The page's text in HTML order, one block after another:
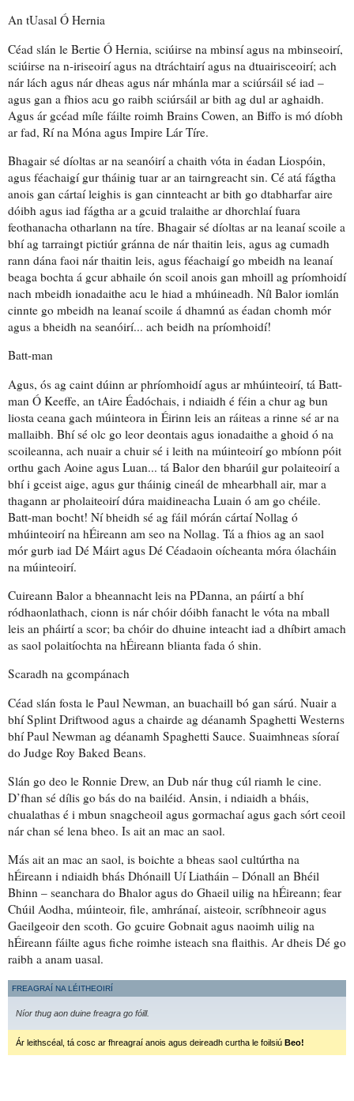
An tUasal Ó Hernia
Céad slán le Bertie Ó Hernia, sciúirse na mbinsí agus na mbinseoirí,
sciúirse na n-iriseoirí agus na dtráchtairí agus na dtuairisceoirí; ach
nár lách agus nár dheas agus nár mhánla mar a sciúrsáil sé iad –
agus gan a fhios acu go raibh sciúrsáil ar bith ag dul ar aghaidh.
Agus ár gcéad míle fáilte roimh Brains Cowen, an Biffo is mó díobh
ar fad, Rí na Móna agus Impire Lár Tíre.
Bhagair sé díoltas ar na seanóirí a chaith vóta in éadan Liospóin,
agus féachaigí gur tháinig tuar ar an tairngreacht sin. Cé atá fágtha
anois gan cártaí leighis is gan cinnteacht ar bith go dtabharfar aire
dóibh agus iad fágtha ar a gcuid tralaithe ar dhorchlaí fuara
feothanacha otharlann na tíre. Bhagair sé díoltas ar na leanaí scoile a
bhí ag tarraingt pictiúr gránna de nár thaitin leis, agus ag cumadh
rann dána faoi nár thaitin leis, agus féachaigí go mbeidh na leanaí
beaga bochta á gcur abhaile ón scoil anois gan mhoill ag príomhoidí
nach mbeidh ionadaithe acu le hiad a mhúineadh. Níl Balor iomlán
cinnte go mbeidh na leanaí scoile á dhamnú as éadan chomh mór
agus a bheidh na seanóirí... ach beidh na príomhoidí!
Batt-man
Agus, ós ag caint dúinn ar phríomhoidí agus ar mhúinteoirí, tá Batt-
man Ó Keeffe, an tAire Éadóchais, i ndiaidh é féin a chur ag bun
liosta ceana gach múinteora in Éirinn leis an ráiteas a rinne sé ar na
mallaibh. Bhí sé olc go leor deontais agus ionadaithe a ghoid ó na
scoileanna, ach nuair a chuir sé i leith na múinteoirí go mbíonn póit
orthu gach Aoine agus Luan... tá Balor den bharúil gur polaiteoirí a
bhí i gceist aige, agus gur tháinig cineál de mhearbhall air, mar a
thagann ar pholaiteoirí dúra maidineacha Luain ó am go chéile.
Batt-man bocht! Ní bheidh sé ag fáil mórán cártaí Nollag ó
mhúinteoirí na hÉireann am seo na Nollag. Tá a fhios ag an saol
mór gurb iad Dé Máirt agus Dé Céadaoin oícheanta móra ólacháin
na múinteoirí.
Cuireann Balor a bheannacht leis na PDanna, an páirtí a bhí
ródhaonlathach, cionn is nár chóir dóibh fanacht le vóta na mball
leis an pháirtí a scor; ba chóir do dhuine inteacht iad a dhíbirt amach
as saol polaitíochta na hÉireann blianta fada ó shin.
Scaradh na gcompánach
Céad slán fosta le Paul Newman, an buachaill bó gan sárú. Nuair a
bhí Splint Driftwood agus a chairde ag déanamh Spaghetti Westerns
bhí Paul Newman ag déanamh Spaghetti Sauce. Suaimhneas síoraí
do Judge Roy Baked Beans.
Slán go deo le Ronnie Drew, an Dub nár thug cúl riamh le cine.
D’fhan sé dílis go bás do na bailéid. Ansin, i ndiaidh a bháis,
chualathas é i mbun snagcheoil agus gormachaí agus gach sórt ceoil
nár chan sé lena bheo. Is ait an mac an saol.
Más ait an mac an saol, is boichte a bheas saol cultúrtha na
hÉireann i ndiaidh bhás Dhónaill Uí Liatháin – Dónall an Bhéil
Bhinn – seanchara do Bhalor agus do Ghaeil uilig na hÉireann; fear
Chúil Aodha, múinteoir, file, amhránaí, aisteoir, scríbhneoir agus
Gaeilgeoir den scoth. Go gcuire Gobnait agus naoimh uilig na
hÉireann fáilte agus fiche roimhe isteach sna flaithis. Ar dheis Dé go
raibh a anam uasal.
FREAGRAÍ NA LÉITHEOIRÍ